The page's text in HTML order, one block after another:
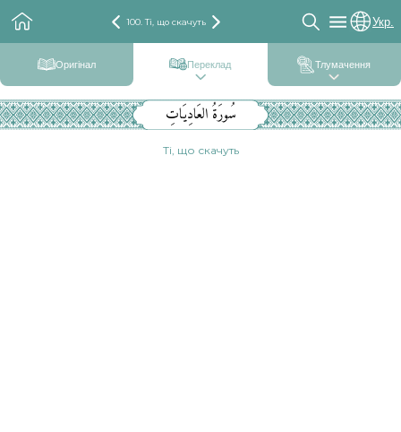
100. Ті, що скачуть Укр.
Оригінал Переклад Тлумачення
سُورَةُ العَادِيَاتِ
Ті, що скачуть